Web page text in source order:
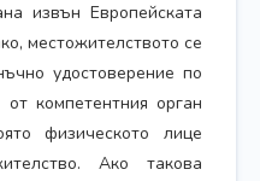
извън Европейската
местожителството се
удостоверение по
компетентния орган
физическото лице
Ако такова